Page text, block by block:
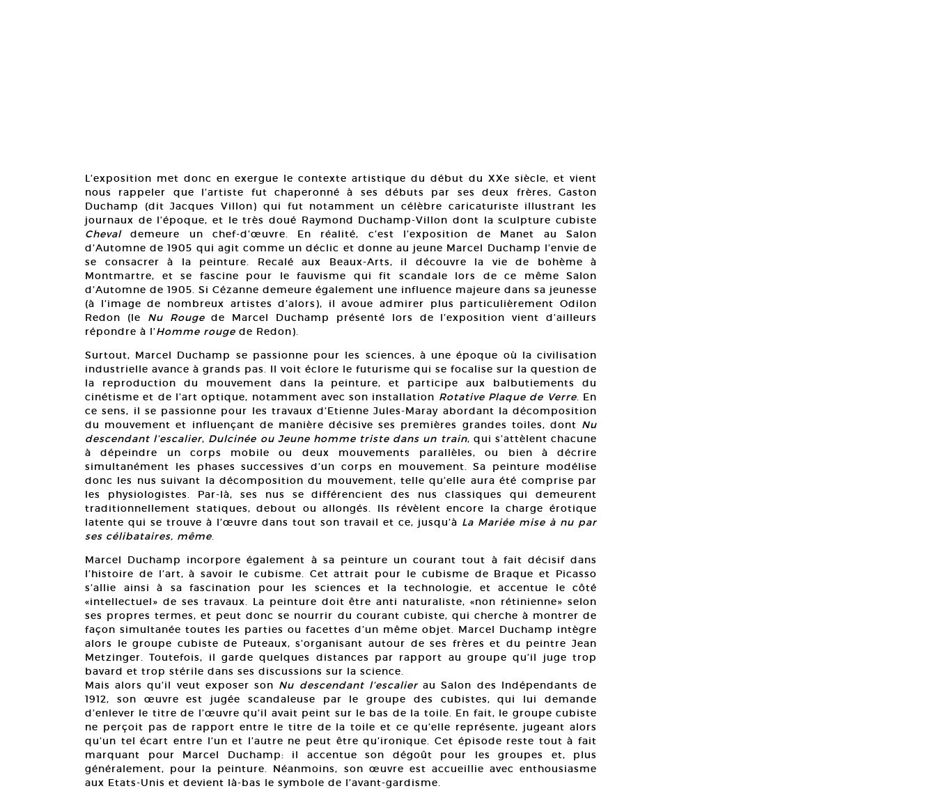
L’exposition met donc en exergue le contexte artistique du début du XXe siècle, et vient
nous rappeler que l’artiste fut chaperonné à ses débuts par ses deux frères, Gaston
Duchamp (dit Jacques Villon) qui fut notamment un célèbre caricaturiste illustrant les
journaux de l’époque, et le très doué Raymond Duchamp-Villon dont la sculpture cubiste
Chevaldemeure un chef-d’œuvre. En réalité, c’est l’exposition de Manet au Salon
d’Automne de 1905 qui agit comme un déclic et donne au jeune Marcel Duchamp l’envie de
se consacrer à la peinture. Recalé aux Beaux-Arts, il découvre la vie de bohème à
Montmartre, et se fascine pour le fauvisme qui fit scandale lors de ce même Salon
d’Automne de 1905. Si Cézanne demeure également une influence majeure dans sa jeunesse
(à l’image de nombreux artistes d’alors), il avoue admirer plus particulièrement Odilon
Redon (le Nu Rougede Marcel Duchamp présenté lors de l’exposition vient d’ailleurs
répondre à l’Homme rouge de Redon).
Surtout, Marcel Duchamp se passionne pour les sciences, à une époque où la civilisation
industrielle avance à grands pas. Il voit éclore le futurisme qui se focalise sur la question de
la reproduction du mouvement dans la peinture, et participe aux balbutiements du
cinétisme et de l’art optique, notamment avec son installation Rotative Plaque de Verre. En
ce sens, il se passionne pour les travaux d’Etienne Jules-Maray abordant la décomposition
du mouvement et influençant de manière décisive ses premières grandes toiles, dont Nu
descendant l’escalier, Dulcinée ou Jeune homme triste dans un train, qui s’attèlent chacune
à dépeindre un corps mobile ou deux mouvements parallèles, ou bien à décrire
simultanément les phases successives d’un corps en mouvement. Sa peinture modélise
donc les nus suivant la décomposition du mouvement, telle qu’elle aura été comprise par
les physiologistes. Par-là, ses nus se différencient des nus classiques qui demeurent
traditionnellement statiques, debout ou allongés. Ils révèlent encore la charge érotique
latente qui se trouve à l’œuvre dans tout son travail et ce, jusqu’à La Mariée mise à nu par
ses célibataires, même.
Marcel Duchamp incorpore également à sa peinture un courant tout à fait décisif dans
l’histoire de l’art, à savoir le cubisme. Cet attrait pour le cubisme de Braque et Picasso
s’allie ainsi à sa fascination pour les sciences et la technologie, et accentue le côté
«intellectuel» de ses travaux. La peinture doit être anti naturaliste, «non rétinienne» selon
ses propres termes, et peut donc se nourrir du courant cubiste, qui cherche à montrer de
façon simultanée toutes les parties ou facettes d’un même objet. Marcel Duchamp intègre
alors le groupe cubiste de Puteaux, s’organisant autour de ses frères et du peintre Jean
Metzinger. Toutefois, il garde quelques distances par rapport au groupe qu’il juge trop
bavard et trop stérile dans ses discussions sur la science.
Mais alors qu’il veut exposer son Nu descendant l’escalierau Salon des Indépendants de
1912, son œuvre est jugée scandaleuse par le groupe des cubistes, qui lui demande
d’enlever le titre de l’œuvre qu’il avait peint sur le bas de la toile. En fait, le groupe cubiste
ne perçoit pas de rapport entre le titre de la toile et ce qu’elle représente, jugeant alors
qu’un tel écart entre l’un et l’autre ne peut être qu’ironique. Cet épisode reste tout à fait
marquant pour Marcel Duchamp: il accentue son dégoût pour les groupes et, plus
généralement, pour la peinture. Néanmoins, son œuvre est accueillie avec enthousiasme
aux Etats-Unis et devient là-bas le symbole de l’avant-gardisme.